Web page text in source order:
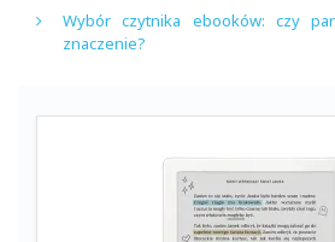
Wybór czytnika ebooków: czy
znaczenie?